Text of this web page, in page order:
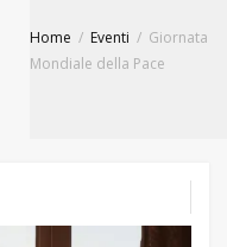
Home Eventi
Giornata
Mondiale della Pace